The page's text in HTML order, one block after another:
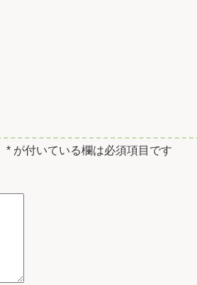
* が付いている欄は必須項目です